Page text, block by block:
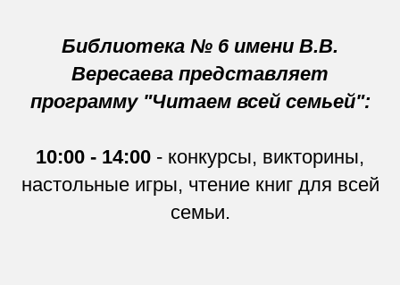
Библиотека № 6 имени В.В.
Вересаева представляет
программу "Читаем всей семьей":
10:00 - 14:00 - конкурсы, викторины,
настольные игры, чтение книг для всей
семьи.